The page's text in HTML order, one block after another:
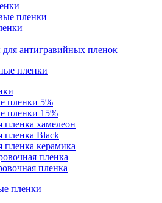
пленки
антигравийных пленок
пленки 5%
пленки 15%
пленка хамелеон
пленка Black
пленка керамика
пленка
пленка